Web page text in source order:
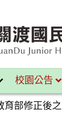
校園公告
育部修正後